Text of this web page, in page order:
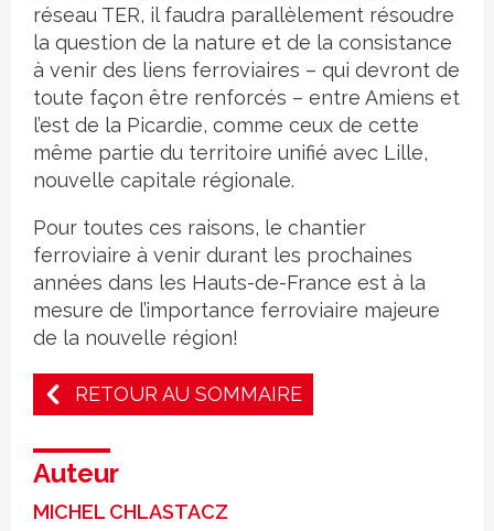
réseau TER, il faudra parallèlement résoudre
la question de la nature et de la consistance
à venir des liens ferroviaires – qui devront de
toute façon être renforcés – entre Amiens et
l’est de la Picardie, comme ceux de cette
même partie du territoire unifié avec Lille,
nouvelle capitale régionale.
Pour toutes ces raisons, le chantier
ferroviaire à venir durant les prochaines
années dans les Hauts-de-France est à la
mesure de l’importance ferroviaire majeure
de la nouvelle région!
RETOUR AU SOMMAIRE
Auteur
MICHEL CHLASTACZ